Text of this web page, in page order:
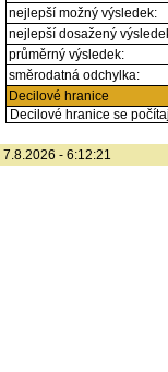
nejlepší možný výsledek:
nejlepší dosažený
průměrný výsledek:
směrodatná odchylka:
Decilové hranice
Decilové hranice se
7.8.2026 - 6:12:21